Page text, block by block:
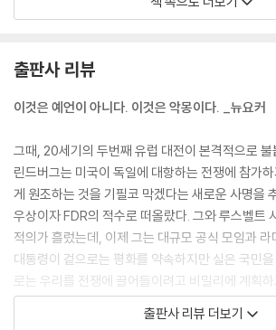
그때 우리의 대통령은 어떻게 할까요? 우릴 보호할
요? 우리 대통령은 손가락 하나 까딱하지 않을 겁니
세상에 고용자와 피고용자가 있다면, 고용자가 고
이유가 있었다. 건설이든 농산물 거래든 랍비직이
자기 사업을 운영하는 사람에겐 그렇게 될 만한 이
--- p.176
"어떤 것들은 이유도 모르고 그냥 하잖아요. 그냥
할 수가 없어서요.”
출판사 리뷰
이것은 예언이 아니다. 이것은 악몽이다. _뉴요커
그때, 20세기의 두번째 유럽 대전이 본격적으로
린드버그는 미국이 독일에 대항하는 전쟁에 참가
게 원조하는 것을 기필코 막겠다는 새로운 사명을
우상이자 FDR의 적수로 떠올랐다. 그와 루스벨트
적의가 흘렀는데, 이제 그는 대규모 공식 모임과
대통령이 겉으로는 평화를 약속하지만 실은 국민
로는 우리를 전쟁에 끌어들이려고 비밀리에 계획
개적으로 선언하는 지경에까지 이르렀다. 공화당
를 노리는 ‘백악관의 전쟁광’을 마술처럼 꺾을 수
출판사 리뷰 더보기